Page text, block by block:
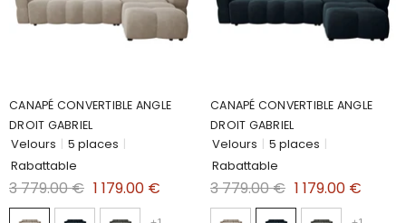
CANAPÉ CONVERTIBLE ANGLE
DROIT GABRIEL
Velours | 5 places |
Rabattable
3 779.00 € 1 179.00 €
CANAPÉ CONVERTIBLE ANGLE
DROIT GABRIEL
Velours | 5 places |
Rabattable
3 779.00 € 1 179.00 €